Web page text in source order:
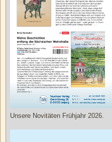
Unsere Novitäten Frühjahr 2026.